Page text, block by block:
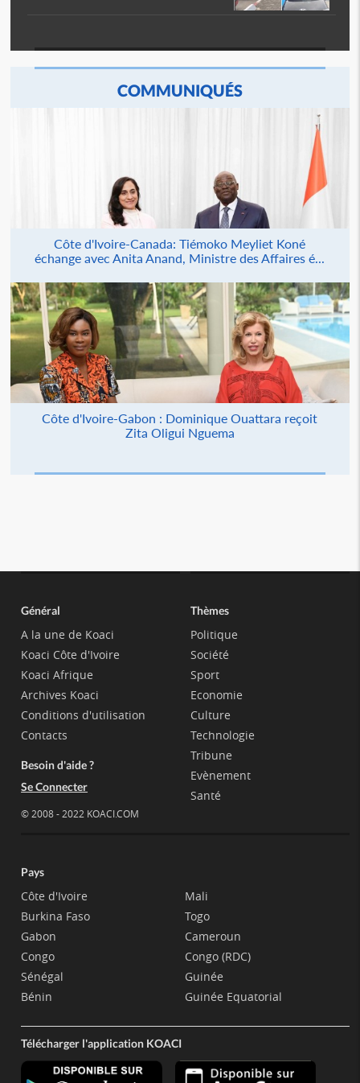
COMMUNIQUÉS
Côte d'Ivoire-Canada: Tiémoko Meyliet Koné
échange avec Anita Anand, Ministre des Affaires é...
Côte d'Ivoire-Gabon : Dominique Ouattara reçoit
Zita Oligui Nguema
Général
A la une de Koaci
Koaci Côte d'Ivoire
Koaci Afrique
Archives Koaci
Conditions d'utilisation
Contacts
Besoin d'aide ?
Se Connecter
© 2008 - 2022 KOACI.COM
Thèmes
Politique
Société
Sport
Economie
Culture
Technologie
Tribune
Evènement
Santé
Pays
Côte d'Ivoire
Burkina Faso
Gabon
Congo
Sénégal
Bénin
Mali
Togo
Cameroun
Congo (RDC)
Guinée
Guinée Equatorial
Télécharger l'application KOACI